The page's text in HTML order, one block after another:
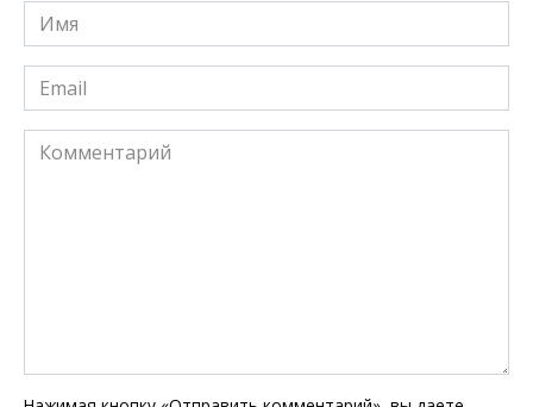
Имя
*
Email
*
Комментарий